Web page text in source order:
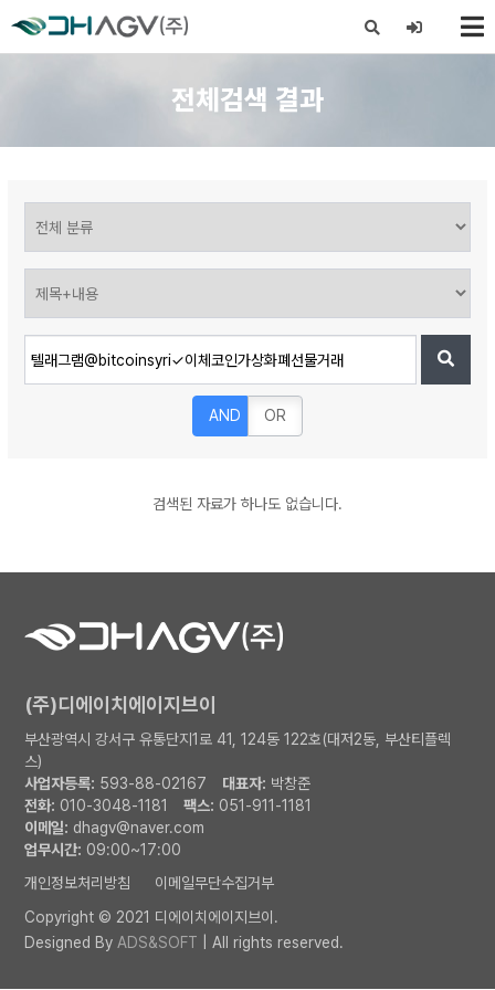
전체검색 결과
AND OR
검색된 자료가 하나도 없습니다.
(주)디에이치에이지브이
부산광역시 강서구 유통단지1로 41, 124동 122호(대저2동, 부산티플렉
스)
사업자등록: 593-88-02167 대표자: 박창준
전화: 010-3048-1181 팩스: 051-911-1181
이메일: dhagv@naver.com
업무시간: 09:00~17:00
개인정보처리방침
이메일무단수집거부
Copyright © 2021 디에이치에이지브이.
Designed By ADS&SOFT | All rights reserved.